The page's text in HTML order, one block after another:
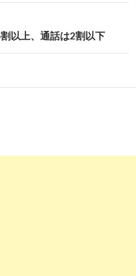
以上、通話は2割以下